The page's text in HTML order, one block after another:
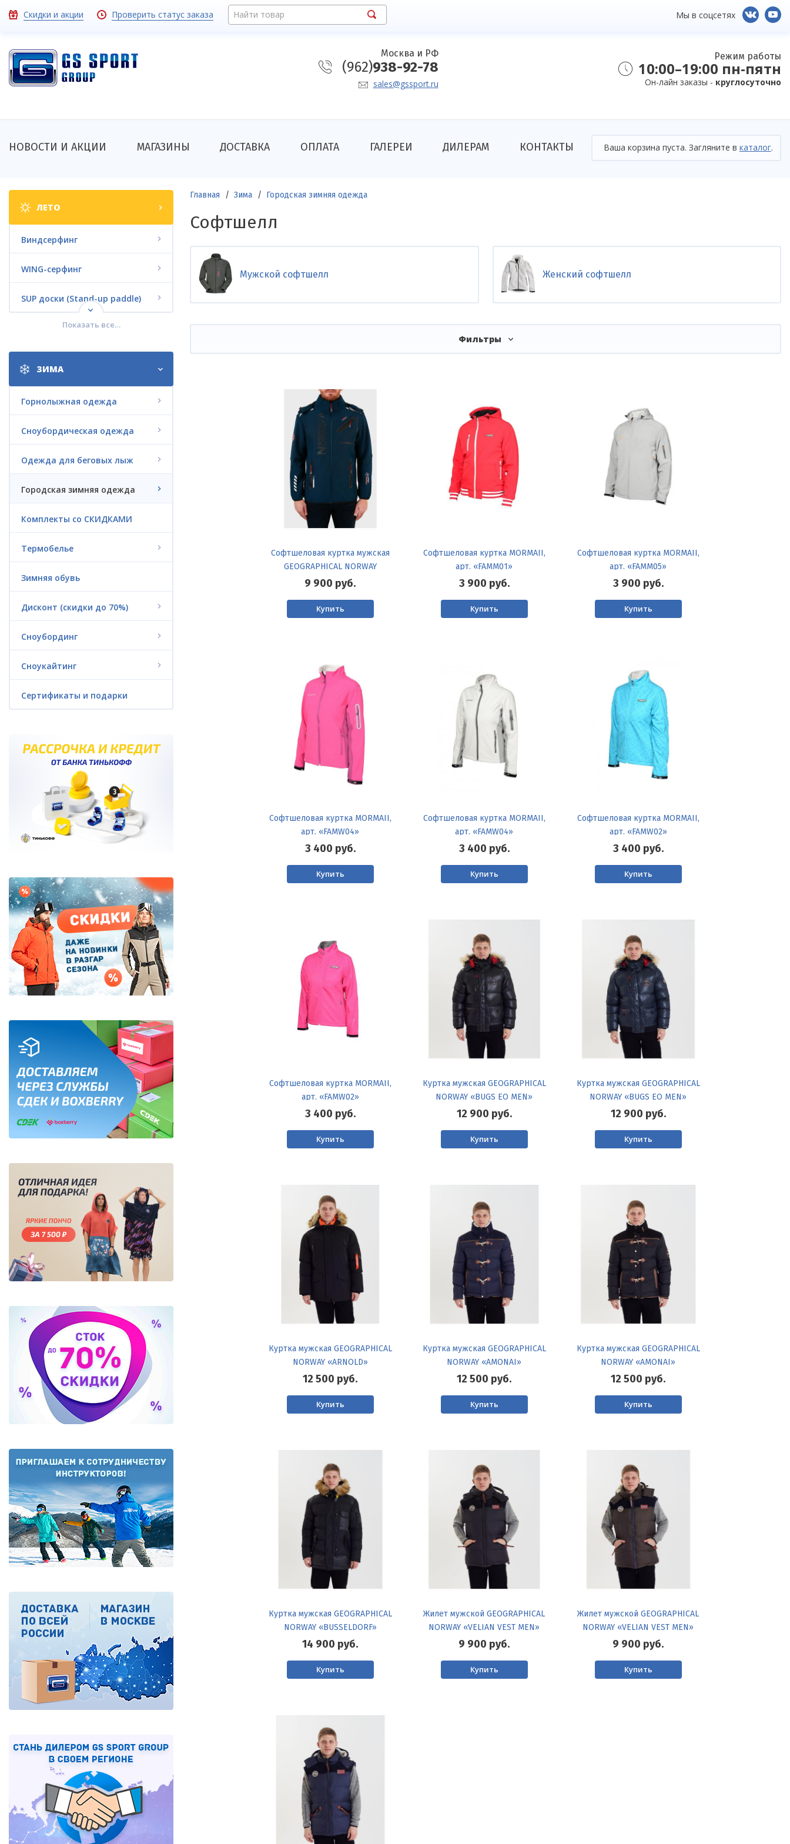
Toolbar
Скидки и акции Проверить статус заказа Найти товар Мы в соцсетях
Москва и РФ
(962)938-92-78
sales@gssport.ru
Режим работы
10:00–19:00 пн-пятн
Он-лайн заказы - круглосуточно
Основная
НОВОСТИ И АКЦИИ МАГАЗИНЫ ДОСТАВКА ОПЛАТА ГАЛЕРЕИ ДИЛЕРАМ КОНТАКТЫ Ваша корзина пуста. Загляните в каталог.
Shop
categories
ЛЕТО
Виндсерфинг
WING-серфинг
SUP доски (Stand-up paddle)
Кайтсерфинг
Водные лыжи
Дайвинг
Jet Surf
Электро-серфинг LIFTFOIL
Электрофойл G-FOIL
Гидроодежда
Триатлон
Аксессуары
Пончо из флиса
Водные аттракционы
(надувные)
Батуты
Сертификаты и подарки
Яхтенная одежда
Показать все…
ЗИМА
Горнолыжная одежда
Сноубордическая одежда
Одежда для беговых лыж
Городская зимняя одежда
Комплекты со СКИДКАМИ
Термобелье
Зимняя обувь
Дисконт (скидки до 70%)
Сноубординг
Сноукайтинг
Сертификаты и подарки
Строка
навигации
Главная Зима Городская зимняя одежда
Софтшелл
Мужской софтшелл Женский софтшелл
Фильтры
Софтшеловая куртка мужская
GEOGRAPHICAL NORWAY
«ROYAUTE» MAN
9 900 руб.
Купить
Софтшеловая куртка MORMAII,
арт. «FAMM01»
3 900 руб.
Купить
Софтшеловая куртка MORMAII,
арт. «FAMM05»
3 900 руб.
Купить
Софтшеловая куртка MORMAII,
арт. «FAMW04»
3 400 руб.
Купить
Софтшеловая куртка MORMAII,
арт. «FAMW04»
3 400 руб.
Купить
Софтшеловая куртка MORMAII,
арт. «FAMW02»
3 400 руб.
Купить
Софтшеловая куртка MORMAII,
арт. «FAMW02»
3 400 руб.
Купить
Куртка мужская GEOGRAPHICAL
NORWAY «BUGS EO MEN»
12 900 руб.
Купить
Куртка мужская GEOGRAPHICAL
NORWAY «BUGS EO MEN»
12 900 руб.
Купить
Куртка мужская GEOGRAPHICAL
NORWAY «ARNOLD»
12 500 руб.
Купить
Куртка мужская GEOGRAPHICAL
NORWAY «AMONAI»
12 500 руб.
Купить
Куртка мужская GEOGRAPHICAL
NORWAY «AMONAI»
12 500 руб.
Купить
Куртка мужская GEOGRAPHICAL
NORWAY «BUSSELDORF»
14 900 руб.
Купить
Жилет мужской GEOGRAPHICAL
NORWAY «VELIAN VEST MEN»
9 900 руб.
Купить
Жилет мужской GEOGRAPHICAL
NORWAY «VELIAN VEST MEN»
9 900 руб.
Купить